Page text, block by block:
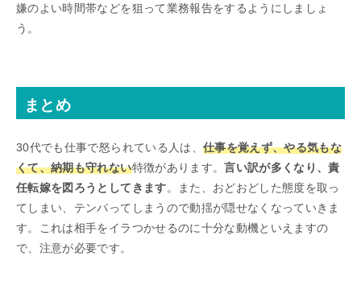
嫌のよい時間帯などを狙って業務報告をするようにしましょ
う。
まとめ
30代でも仕事で怒られている人は、 仕事を覚えず、やる気もな
くて、納期も守れない特徴があります。言い訳が多くなり、責
任転嫁を図ろうとしてきます。また、おどおどした態度を取っ
てしまい、テンパってしまうので動揺が隠せなくなっていきま
す。これは相手をイラつかせるのに十分な動機といえますの
で、注意が必要です。